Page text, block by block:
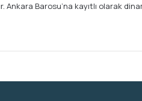
Ankara Barosu’na kayıtlı olarak